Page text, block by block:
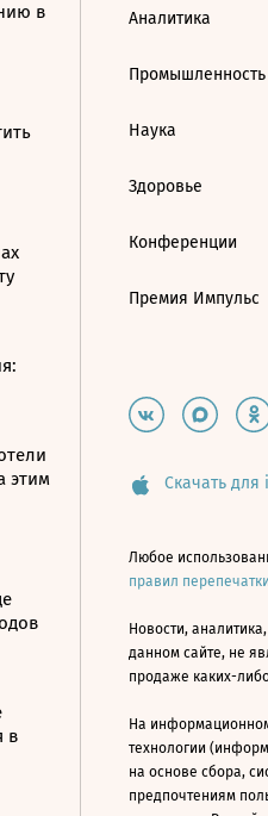
в
этим
в
Аналитика
Промышленность
Наука
Здоровье
Конференции
Премия Импульс
Скачать для
Любое
правил перепечатки
Новости,
данном сайте, не
продаже каких-
На
технологии
на основе сбора,
предпочтениям